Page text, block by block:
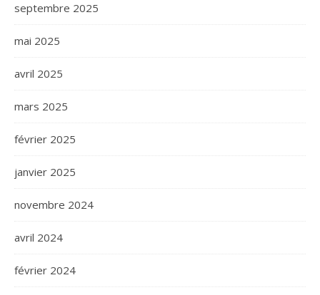
septembre 2025
mai 2025
avril 2025
mars 2025
février 2025
janvier 2025
novembre 2024
avril 2024
février 2024